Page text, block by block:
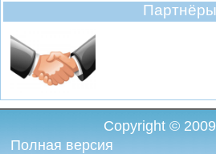
Партнёры
Copyright ©
Полная версия